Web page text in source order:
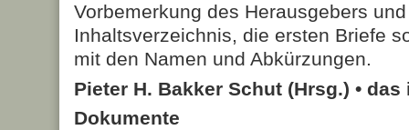
Vorbemerkung des Herausgebers
Inhaltsverzeichnis, die ersten Briefe
mit den Namen und Abkürzungen.
Pieter H. Bakker Schut (Hrsg.) • das
Dokumente